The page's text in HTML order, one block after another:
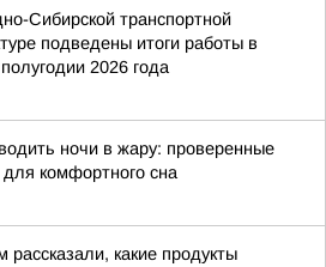
Сибирской транспортной
подведены итоги работы в
2026 года
ночи в жару: проверенные
комфортного сна
рассказали, какие продукты